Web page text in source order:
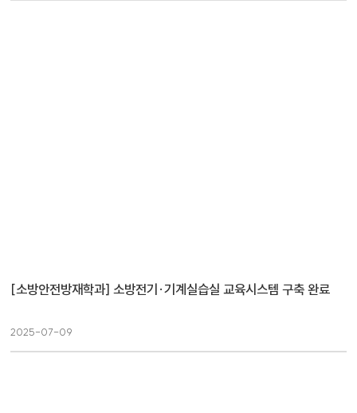
[소방안전방재학과] 소방전기·기계실습실 교육시스템 구축 완료
2025-07-09